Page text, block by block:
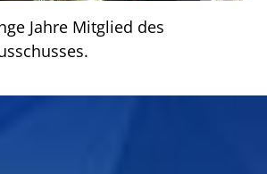
Jahre Mitglied des